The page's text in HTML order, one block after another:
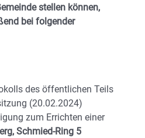
stellen können,
bei folgender
des öffentlichen Teils
(20.02.2024)
zum Errichten einer
Schmied-Ring 5